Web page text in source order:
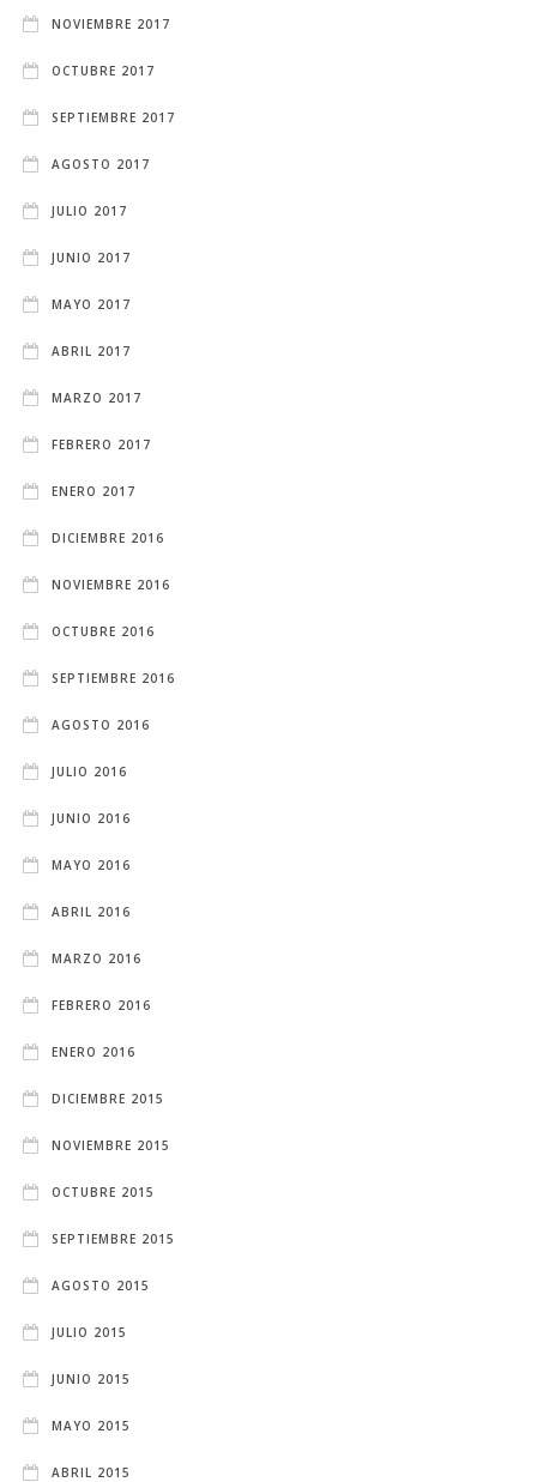
NOVIEMBRE 2017
OCTUBRE 2017
SEPTIEMBRE 2017
AGOSTO 2017
JULIO 2017
JUNIO 2017
MAYO 2017
ABRIL 2017
MARZO 2017
FEBRERO 2017
ENERO 2017
DICIEMBRE 2016
NOVIEMBRE 2016
OCTUBRE 2016
SEPTIEMBRE 2016
AGOSTO 2016
JULIO 2016
JUNIO 2016
MAYO 2016
ABRIL 2016
MARZO 2016
FEBRERO 2016
ENERO 2016
DICIEMBRE 2015
NOVIEMBRE 2015
OCTUBRE 2015
SEPTIEMBRE 2015
AGOSTO 2015
JULIO 2015
JUNIO 2015
MAYO 2015
ABRIL 2015